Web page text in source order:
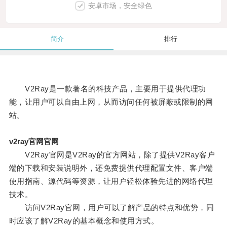
安卓市场，安全绿色
简介 排行
V2Ray是一款著名的科技产品，主要用于提供代理功
能，让用户可以自由上网，从而访问任何被屏蔽或限制的网
站。
v2ray官网官网
V2Ray官网是V2Ray的官方网站，除了提供V2Ray客户
端的下载和安装说明外，还免费提供代理配置文件、客户端
使用指南、源代码等资源，让用户轻松体验先进的网络代理
技术。
访问V2Ray官网，用户可以了解产品的特点和优势，同
时应该了解V2Ray的基本概念和使用方式。